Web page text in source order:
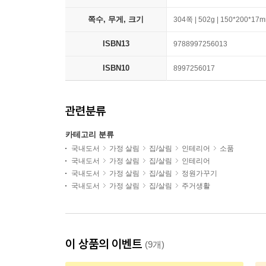
쪽수, 무게, 크기 304쪽 | 502g |
ISBN13 9788997256013
ISBN10 8997256017
관련분류
카테고리 분류
국내도서 가정 살림 집/살림 인테리어
소품
국내도서
가정 살림 집/살림
인테리어
국내도서
가정 살림 집/살림
정원가꾸기
국내도서
가정 살림 집/살림 주거생활
이 상품의 이벤트 (9개)